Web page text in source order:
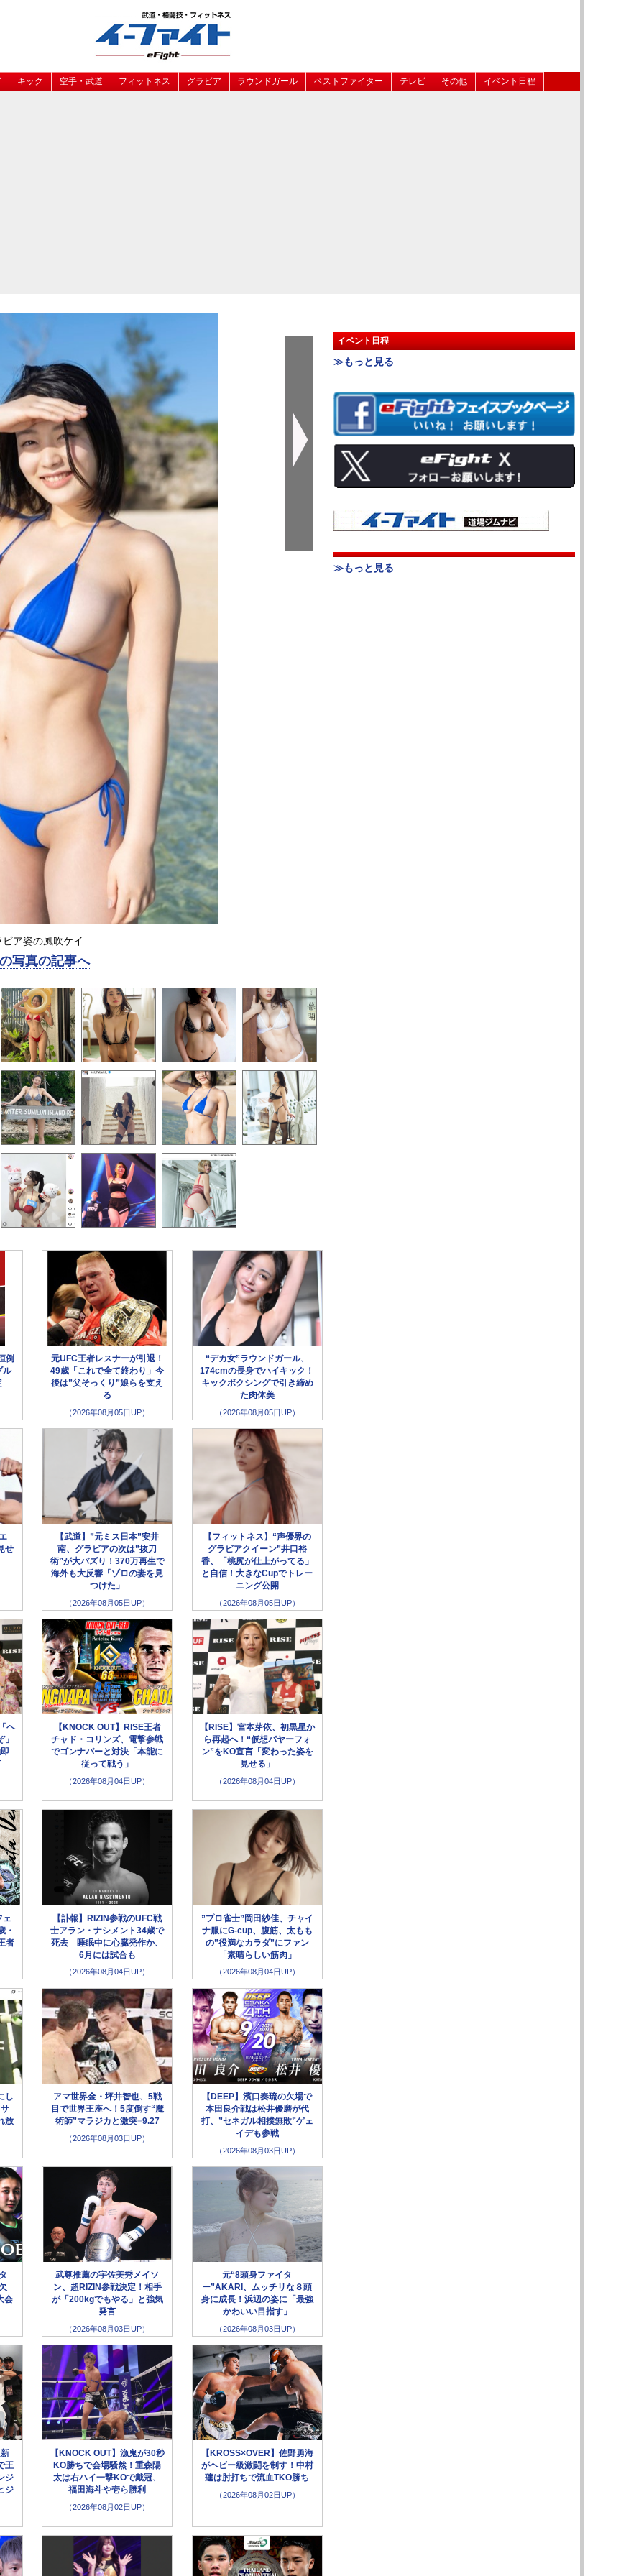
キック 空手・武道 フィットネス グラビア ラウンドガール ベストファイター テレビ その他 イベント日程
ビア姿の風吹ケイ
写真の記事へ
例
ル
元UFC王者レスナーが引退！
49歳「これで全て終わり」今
後は”父そっくり”娘らを支え
る
（2026年08月05日UP）
“デカ女”ラウンドガール、
174cmの長身でハイキック！
キックボクシングで引き締め
た肉体美
（2026年08月05日UP）
せ
【武道】”元ミス日本”安井
南、グラビアの次は”抜刀
術”が大バズり！370万再生で
海外も大反響「ゾロの妻を見
つけた」
（2026年08月05日UP）
【フィットネス】“声優界の
グラビアクイーン”井口裕
香、「桃尻が仕上がってる」
と自信！大きなCupでトレー
ニング公開
（2026年08月05日UP）
ヘ
【KNOCK OUT】RISE王者
チャド・コリンズ、電撃参戦
でゴンナパーと対決「本能に
従って戦う」
（2026年08月04日UP）
【RISE】宮本芽依、初黒星か
ら再起へ！“仮想パヤーフォ
ン”をKO宣言「変わった姿を
見せる」
（2026年08月04日UP）
・
者
【訃報】RIZIN参戦のUFC戦
士アラン・ナシメント34歳で
死去 睡眠中に心臓発作か、
6月には試合も
（2026年08月04日UP）
”プロ雀士”岡田紗佳、チャイ
ナ服にG-cup、腹筋、太もも
の”役満なカラダ”にファン
「素晴らしい筋肉」
（2026年08月04日UP）
し
放
アマ世界金・坪井智也、5戦
目で世界王座へ！5度倒す“魔
術師”マラジカと激突=9.27
（2026年08月03日UP）
【DEEP】濱口奏琉の欠場で
本田良介戦は松井優磨が代
打、”セネガル相撲無敗”ゲェ
イデも参戦
（2026年08月03日UP）
会
武尊推薦の宇佐美秀メイソ
ン、超RIZIN参戦決定！相手
が「200kgでもやる」と強気
発言
（2026年08月03日UP）
元“8頭身ファイタ
ー”AKARI、ムッチリな８頭
身に成長！浜辺の姿に「最強
かわいい目指す」
（2026年08月03日UP）
王
ジ
ジ
【KNOCK OUT】漁鬼が30秒
KO勝ちで会場騒然！重森陽
太は右ハイ一撃KOで戴冠、
福田海斗や壱ら勝利
（2026年08月02日UP）
【KROSS×OVER】佐野勇海
がヘビー級激闘を制す！中村
蓮は肘打ちで流血TKO勝ち
（2026年08月02日UP）
イベント日程
≫もっと見る
≫もっと見る